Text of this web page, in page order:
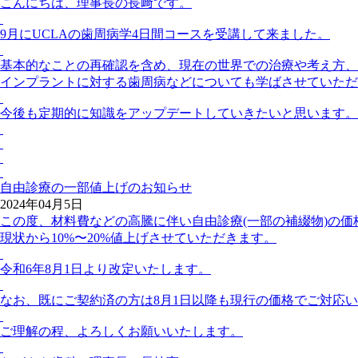
こんにちは、理事長の長﨑です。
9月にUCLAの歯周病学4日間コースを受講して来ました。
基本的なことの再確認を含め、現在の世界での治療や考え方、
インプラントに対する歯周病などについても学ばさせていただ
今後も定期的に知識をアップデートしていきたいと思います。
自由診療の一部値上げのお知らせ
2024年04月5日
この度、材料費などの高騰に伴い自由診療(一部の補綴物)の価
現状から10%〜20%値上げさせていただきます。
令和6年8月1日より改定いたします。
なお、既にご契約済の方は8月1日以降も現行の価格でご対応い
ご理解の程、よろしくお願いいたします。